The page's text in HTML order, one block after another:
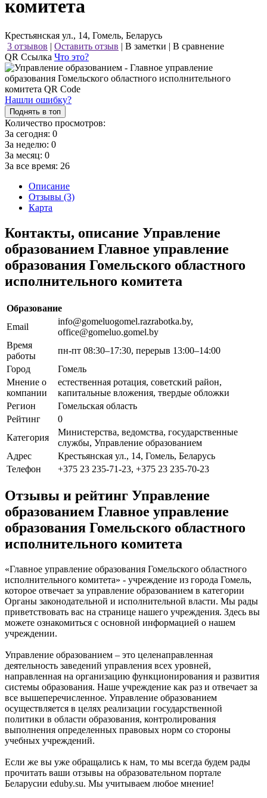
комитета
Крестьянская ул., 14, Гомель, Беларусь
3 отзывов | Оставить отзыв | В заметки | В сравнение
QR Ссылка Что это?
Нашли ошибку?
Поднять в топ
Количество просмотров:
За сегодня: 0
За неделю: 0
За месяц: 0
За все время: 26
Описание
Отзывы (3)
Карта
Контакты, описание Управление
образованием Главное управление
образования Гомельского областного
исполнительного комитета
Образование
Email
info@gomeluogomel.razrabotka.by,
office@gomeluo.gomel.by
Время
работы
пн-пт 08:30–17:30, перерыв 13:00–14:00
Город
Гомель
Мнение о
компании
естественная ротация, советский район,
капитальные вложения, твердые обложки
Регион
Гомельская область
Рейтинг
0
Категория
Министерства, ведомства, государственные
службы, Управление образованием
Адрес
Крестьянская ул., 14, Гомель, Беларусь
Телефон
+375 23 235-71-23, +375 23 235-70-23
Отзывы и рейтинг Управление
образованием Главное управление
образования Гомельского областного
исполнительного комитета
«Главное управление образования Гомельского областного
исполнительного комитета» - учреждение из города Гомель,
которое отвечает за управление образованием в категории
Органы законодательной и исполнительной власти. Мы рады
приветствовать вас на странице нашего учреждения. Здесь вы
можете ознакомиться с основной информацией о нашем
учреждении.
Управление образованием – это целенаправленная
деятельность заведений управления всех уровней,
направленная на организацию функционирования и развития
системы образования. Наше учреждение как раз и отвечает за
все вышеперечисленное. Управление образованием
осуществляется в целях реализации государственной
политики в области образования, контролирования
выполнения определенных правовых норм со стороны
учебных учреждений.
Если же вы уже обращались к нам, то мы всегда будем рады
прочитать ваши отзывы на образовательном портале
Беларусии eduby.su. Мы учитываем любое мнение!